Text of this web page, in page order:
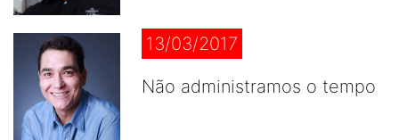
13/03/2017
Não administramos o tempo